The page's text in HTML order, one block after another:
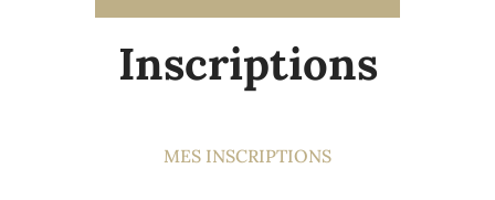
Inscriptions
MES INSCRIPTIONS